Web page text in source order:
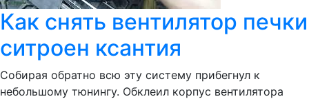
Как снять вентилятор печки
ситроен ксантия
Собирая обратно всю эту систему прибегнул к
небольшому тюнингу. Обклеил корпус вентилятора